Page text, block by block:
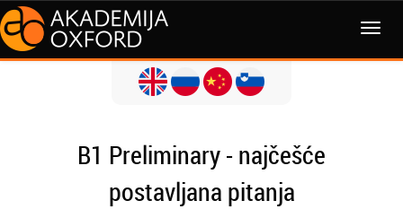
B1 Preliminary - najčešće
postavljana pitanja